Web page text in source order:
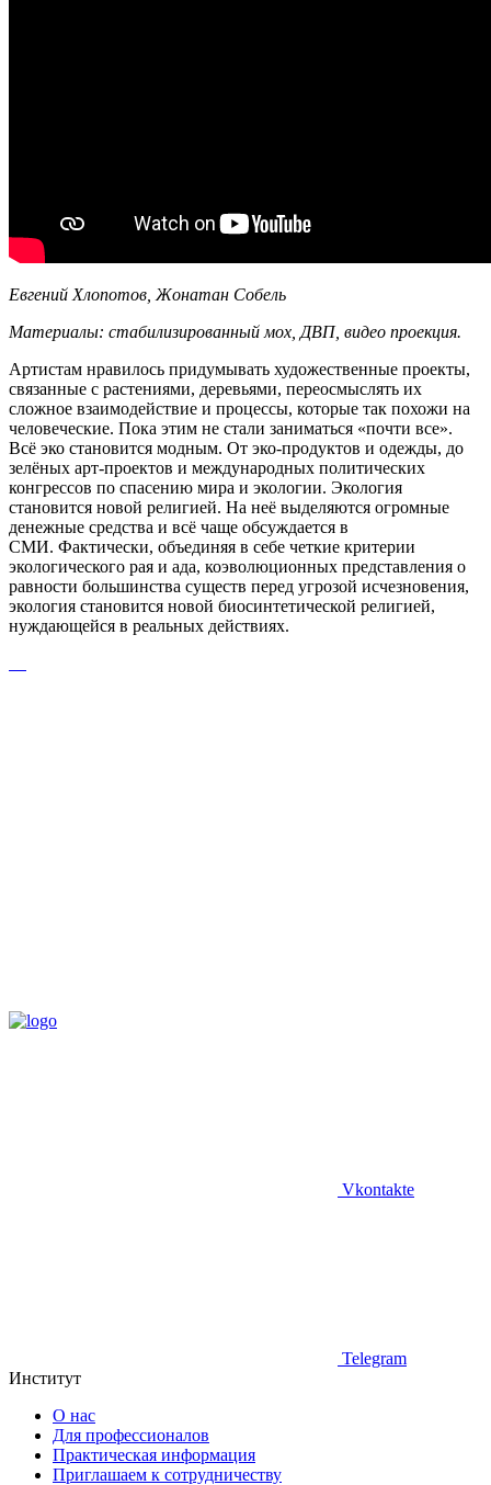
Евгений Хлопотов, Жонатан Собель
Материалы: стабилизированный мох, ДВП, видео проекция.
Артистам нравилось придумывать художественные проекты,
связанные с растениями, деревьями, переосмыслять их
сложное взаимодействие и процессы, которые так похожи на
человеческие. Пока этим не стали заниматься «почти все».
Всё эко становится модным. От эко-продуктов и одежды, до
зелёных арт-проектов и международных политических
конгрессов по спасению мира и экологии. Экология
становится новой религией. На неё выделяются огромные
денежные средства и всё чаще обсуждается в
СМИ. Фактически, объединяя в себе четкие критерии
экологического рая и ада, коэволюционных представления о
равности большинства существ перед угрозой исчезновения,
экология становится новой биосинтетической религией,
нуждающейся в реальных действиях.
Vkontakte
Telegram
Институт
О нас
Для профессионалов
Практическая информация
Приглашаем к сотрудничеству